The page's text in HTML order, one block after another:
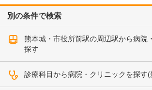
別の条件で検索
熊本城・市役所前駅の周辺駅から病院
探す
診療科目から病院・クリニックを探す(